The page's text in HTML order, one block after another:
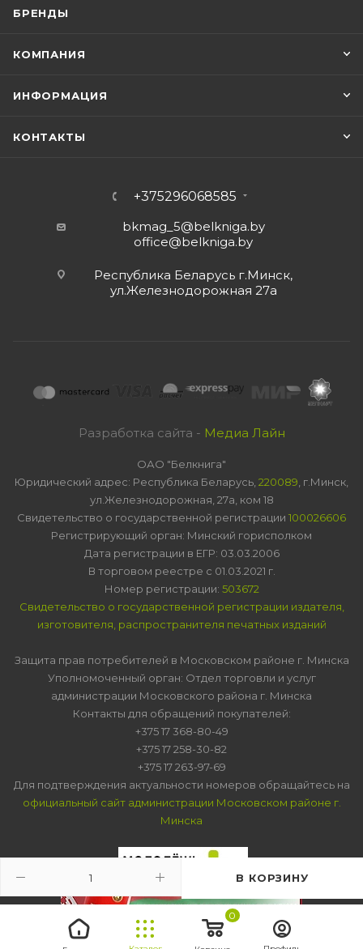
В КОРЗИНУ
0
БРЕНДЫ
КОМПАНИЯ
ИНФОРМАЦИЯ
КОНТАКТЫ
+375296068585
bkmag_5@belkniga.by
office@belkniga.by
Республика Беларусь г.Минск,
ул.Железнодорожная 27а
Разработка сайта - Медиа Лайн
ОАО "Белкнига"
Юридический адрес: Республика Беларусь, 220089 , г.Минск,
ул.Железнодорожная, 27а, ком 18
Свидетельство о государственной регистрации 100026606
Регистрирующий орган: Минский горисполком
Дата регистрации в ЕГР: 03.03.2006
В торговом реестре с 01.03.2021 г.
Номер регистрации: 503672
Свидетельство о государственной регистрации издателя,
изготовителя, распространителя печатных изданий
Защита прав потребителей в Московском районе г. Минска
Уполномоченный орган: Отдел торговли и услуг
администрации Московского района г. Минска
Контакты для обращений покупателей:
+375 17 368-80-49
+375 17 258-30-82
+375 17 263-97-69
Для подтверждения актуальности номеров обращайтесь на
официальный сайт администрации Московском районе г.
Минска